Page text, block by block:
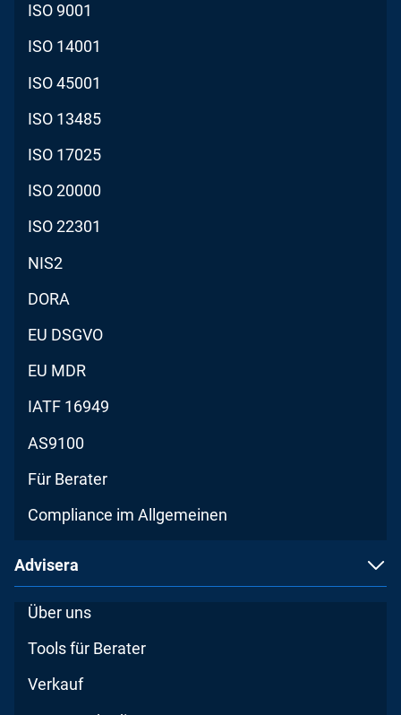
ISO 9001
ISO 14001
ISO 45001
ISO 13485
ISO 17025
ISO 20000
ISO 22301
NIS2
DORA
EU DSGVO
EU MDR
IATF 16949
AS9100
Für Berater
Compliance im Allgemeinen
Advisera
Über uns
Tools für Berater
Verkauf